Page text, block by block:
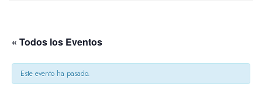
« Todos los Eventos
Este evento ha pasado.